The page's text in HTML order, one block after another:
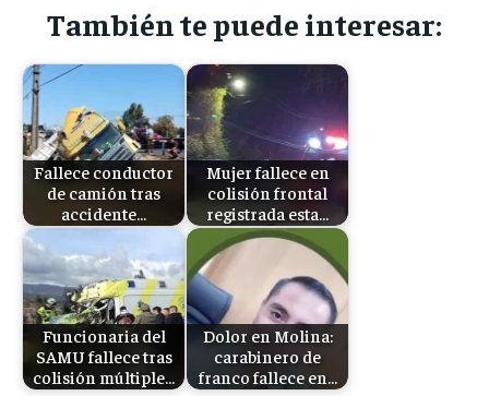
También te puede interesar:
Fallece conductor
de camión tras
accidente…
Mujer fallece en
colisión frontal
registrada esta…
Funcionaria del
SAMU fallece tras
colisión múltiple…
Dolor en Molina:
carabinero de
franco fallece en…